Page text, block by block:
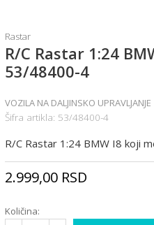
Rastar
R/C Rastar 1:24
53/48400-4
VOZILA NA DALJINSKO UPRAVLJANJE
Šifra artikla: 53/48400-4
R/C Rastar 1:24 BMW I8 koji
2.999,00 RSD
Količina: